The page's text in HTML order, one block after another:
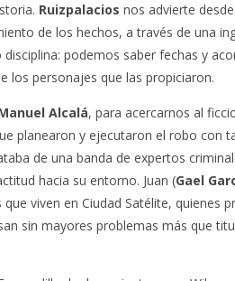
Ruizpalacios nos advierte
de los hechos, a través de una
podemos saber fechas y
los personajes que las propiciaron.
Alcalá, para acercarnos al
planearon y ejecutaron el robo con
de una banda de expertos
hacia su entorno. Juan (Gael
viven en Ciudad Satélite, quienes
sin mayores problemas más que